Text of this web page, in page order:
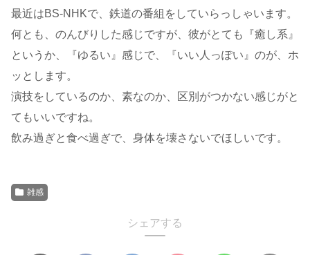
最近はBS-NHKで、鉄道の番組をしていらっしゃいます。
何とも、のんびりした感じですが、彼がとても『癒し系』
というか、『ゆるい』感じで、『いい人っぽい』のが、ホ
ッとします。
演技をしているのか、素なのか、区別がつかない感じがと
てもいいですね。
飲み過ぎと食べ過ぎで、身体を壊さないでほしいです。
雑感
シェアする